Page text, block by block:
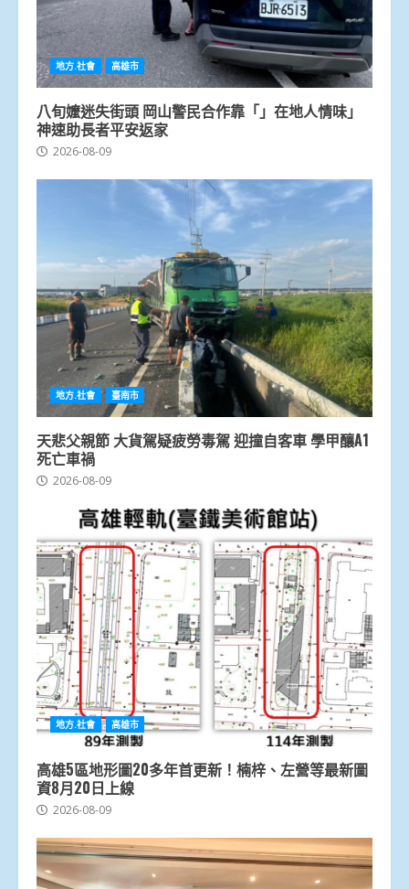
地方.社會 高雄市
八旬嬤迷失街頭 岡山警民合作靠「」在地人情味」
神速助長者平安返家
2026-08-09
地方.社會 臺南市
天悲父親節 大貨駕疑疲勞毒駕 迎撞自客車 學甲釀A1
死亡車禍
2026-08-09
地方.社會 高雄市
高雄5區地形圖20多年首更新！楠梓、左營等最新圖
資8月20日上線
2026-08-09